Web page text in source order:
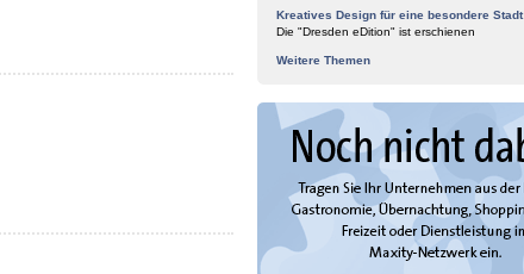
Kreatives Design für eine besondere Stadt
Die "Dresden eDition" ist erschienen
Weitere Themen